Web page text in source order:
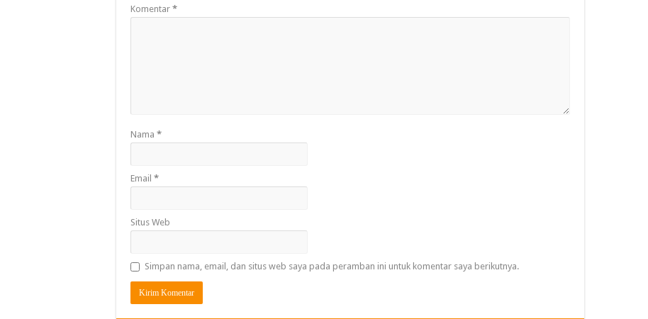
Komentar *
Nama *
Email *
Situs Web
Simpan nama, email, dan situs web saya pada peramban ini untuk komentar saya berikutnya.